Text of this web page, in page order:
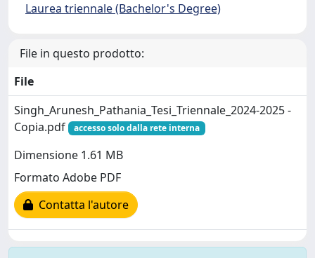
Laurea triennale (Bachelor's Degree)
File in questo prodotto:
File
Singh_Arunesh_Pathania_Tesi_Triennale_2024-2025 -
Copia.pdf
accesso solo dalla rete interna
Dimensione 1.61 MB
Formato Adobe PDF
Contatta l'autore